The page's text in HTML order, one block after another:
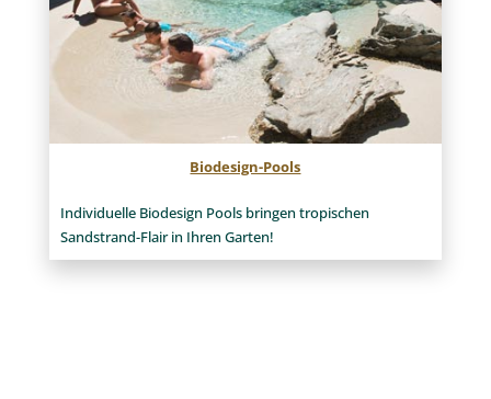
gestalterischer Expertise verwandeln wir Ihre Außenanlage
in einen individuellen Traumgarten nach Ihren
Vorstellungen. Ob groß oder klein, naturnah oder modern,
mit Pool oder ohne – unsere Gartenexperten können
unsere Konzepte an alle Gegebenheiten und Anforderungen
anpassen. Dank unserer langjährigen Erfahrung,
verschiedenster Qualifikationen und dem Einsatz
pünktliche Fertigstellung und arbeiten sauber und
zuverlässig.